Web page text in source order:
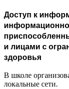
Доступ к
и лицами с
здоровья
В школе
локальные сети.